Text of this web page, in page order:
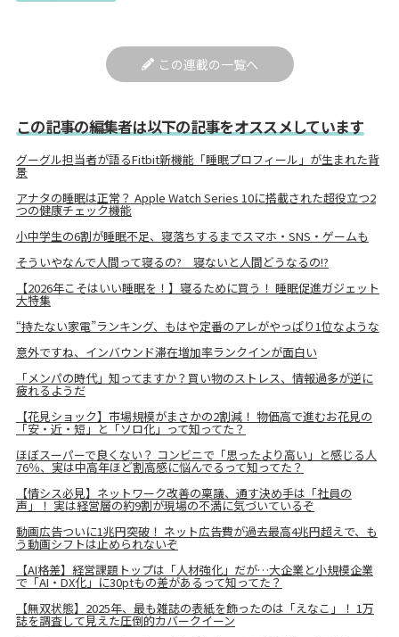
この連載の一覧へ
この記事の編集者は以下の記事をオススメしています
グーグル担当者が語るFitbit新機能「睡眠プロフィール」が生まれた背
景
アナタの睡眠は正常？ Apple Watch Series 10に搭載された超役立つ2
つの健康チェック機能
小中学生の6割が睡眠不足、寝落ちするまでスマホ・SNS・ゲームも
そういやなんで人間って寝るの? 寝ないと人間どうなるの!?
【2026年こそはいい睡眠を！】寝るために買う！ 睡眠促進ガジェット
大特集
“持たない家電”ランキング、もはや定番のアレがやっぱり1位なような
意外ですね、インバウンド滞在増加率ランクインが面白い
「メンパの時代」知ってますか？買い物のストレス、情報過多が逆に
疲れるようだ
【花見ショック】市場規模がまさかの2割減！ 物価高で進むお花見の
「安・近・短」と「ソロ化」って知ってた？
ほぼスーパーで良くない？ コンビニで「思ったより高い」と感じる人
76％、実は中高年ほど割高感に悩んでるって知ってた？
【情シス必見】ネットワーク改善の稟議、通す決め手は「社員の
声」！ 実は経営層の約9割が現場の不満に気づいているぞ
動画広告ついに1兆円突破！ ネット広告費が過去最高4兆円超えで、も
う動画シフトは止められないぞ
【AI格差】経営課題トップは「人材強化」だが…大企業と小規模企業
で「AI・DX化」に30ptもの差があるって知ってた？
【無双状態】2025年、最も雑誌の表紙を飾ったのは「えなこ」！ 1万
誌を調査して見えた圧倒的カバークイーン